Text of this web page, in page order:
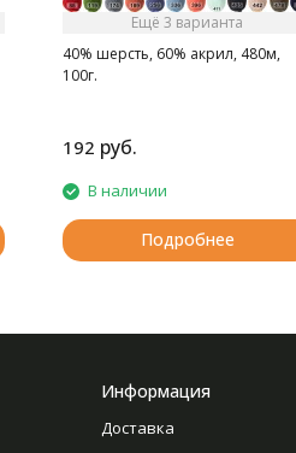
Ещё 3 варианта
40% шерсть, 60% акрил, 480м,
100г.
192 руб.
В наличии
Подробнее
Информация
Доставка